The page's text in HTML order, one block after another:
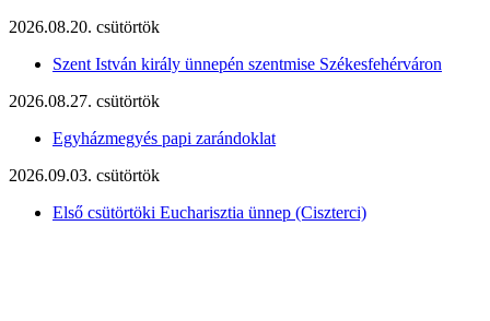
2026.08.20. csütörtök
Szent István király ünnepén szentmise Székesfehérváron
2026.08.27. csütörtök
Egyházmegyés papi zarándoklat
2026.09.03. csütörtök
Első csütörtöki Eucharisztia ünnep (Ciszterci)